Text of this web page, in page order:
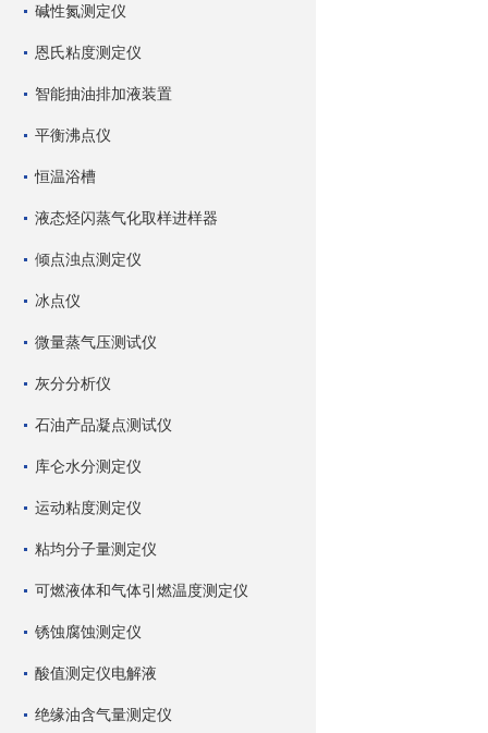
碱性氮测定仪
恩氏粘度测定仪
智能抽油排加液装置
平衡沸点仪
恒温浴槽
液态烃闪蒸气化取样进样器
倾点浊点测定仪
冰点仪
微量蒸气压测试仪
灰分分析仪
石油产品凝点测试仪
库仑水分测定仪
运动粘度测定仪
粘均分子量测定仪
可燃液体和气体引燃温度测定仪
锈蚀腐蚀测定仪
酸值测定仪电解液
绝缘油含气量测定仪